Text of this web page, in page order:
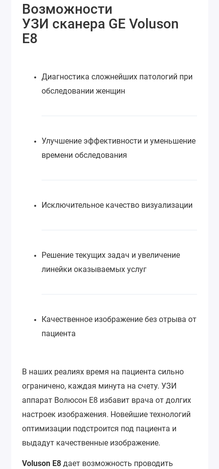
Возможности
УЗИ сканера GE Voluson
E8
Диагностика сложнейших патологий при
обследовании женщин
Улучшение эффективности и уменьшение
времени обследования
Исключительное качество визуализации
Решение текущих задач и увеличение
линейки оказываемых услуг
Качественное изображение без отрыва от
пациента
В наших реалиях время на пациента сильно
ограничено, каждая минута на счету. УЗИ
аппарат Волюсон E8 избавит врача от долгих
настроек изображения. Новейшие технологий
оптимизации подстроится под пациента и
выдадут качественные изображение.
Voluson E8 дает возможность проводить